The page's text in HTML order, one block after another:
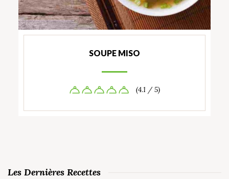
SOUPE MISO
(4.1 / 5)
Les Dernières Recettes